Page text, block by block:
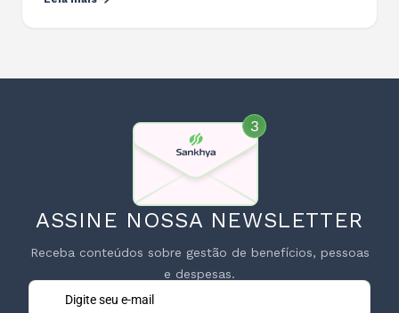
ASSINE NOSSA NEWSLETTER
Receba conteúdos sobre gestão de benefícios, pessoas
e despesas.